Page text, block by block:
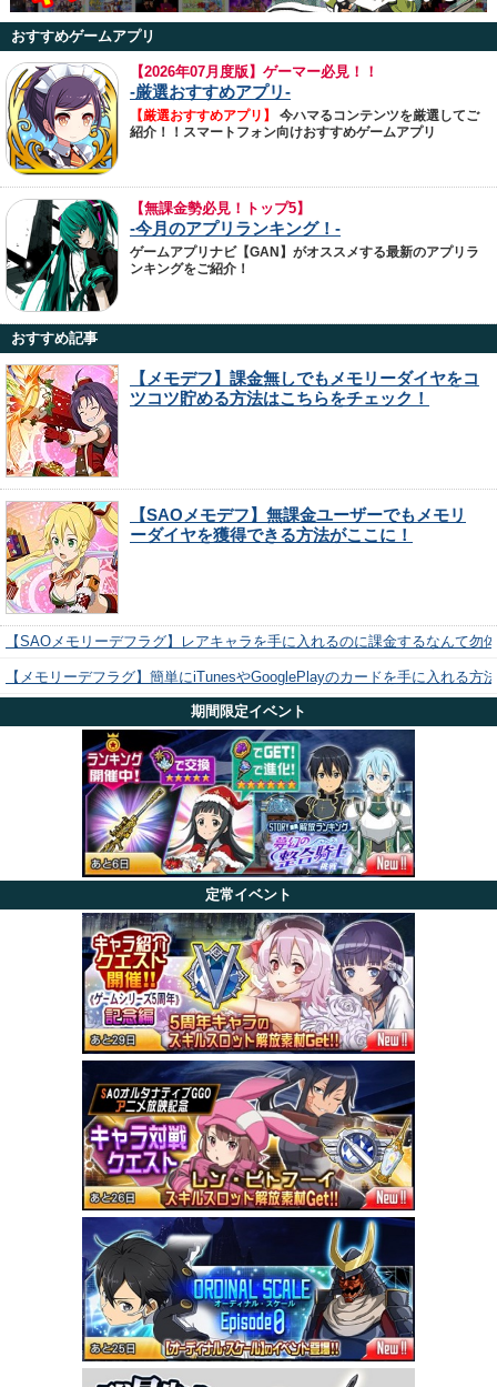
おすすめゲームアプリ
【2026年07月度版】ゲーマー必見！！
-厳選おすすめアプリ-
【厳選おすすめアプリ】
今ハマるコンテンツを厳選してご
紹介！！スマートフォン向けおすすめゲームアプリ
【無課金勢必見！トップ5】
-今月のアプリランキング！-
ゲームアプリナビ【GAN】がオススメする最新のアプリラ
ンキングをご紹介！
おすすめ記事
【メモデフ】課金無しでもメモリーダイヤをコ
ツコツ貯める方法はこちらをチェック！
【SAOメモデフ】無課金ユーザーでもメモリ
ーダイヤを獲得できる方法がここに！
【SAOメモリーデフラグ】レアキャラを手に入れるのに課金するなんて勿
【メモリーデフラグ】簡単にiTunesやGooglePlayのカードを手に入れる方
期間限定イベント
定常イベント